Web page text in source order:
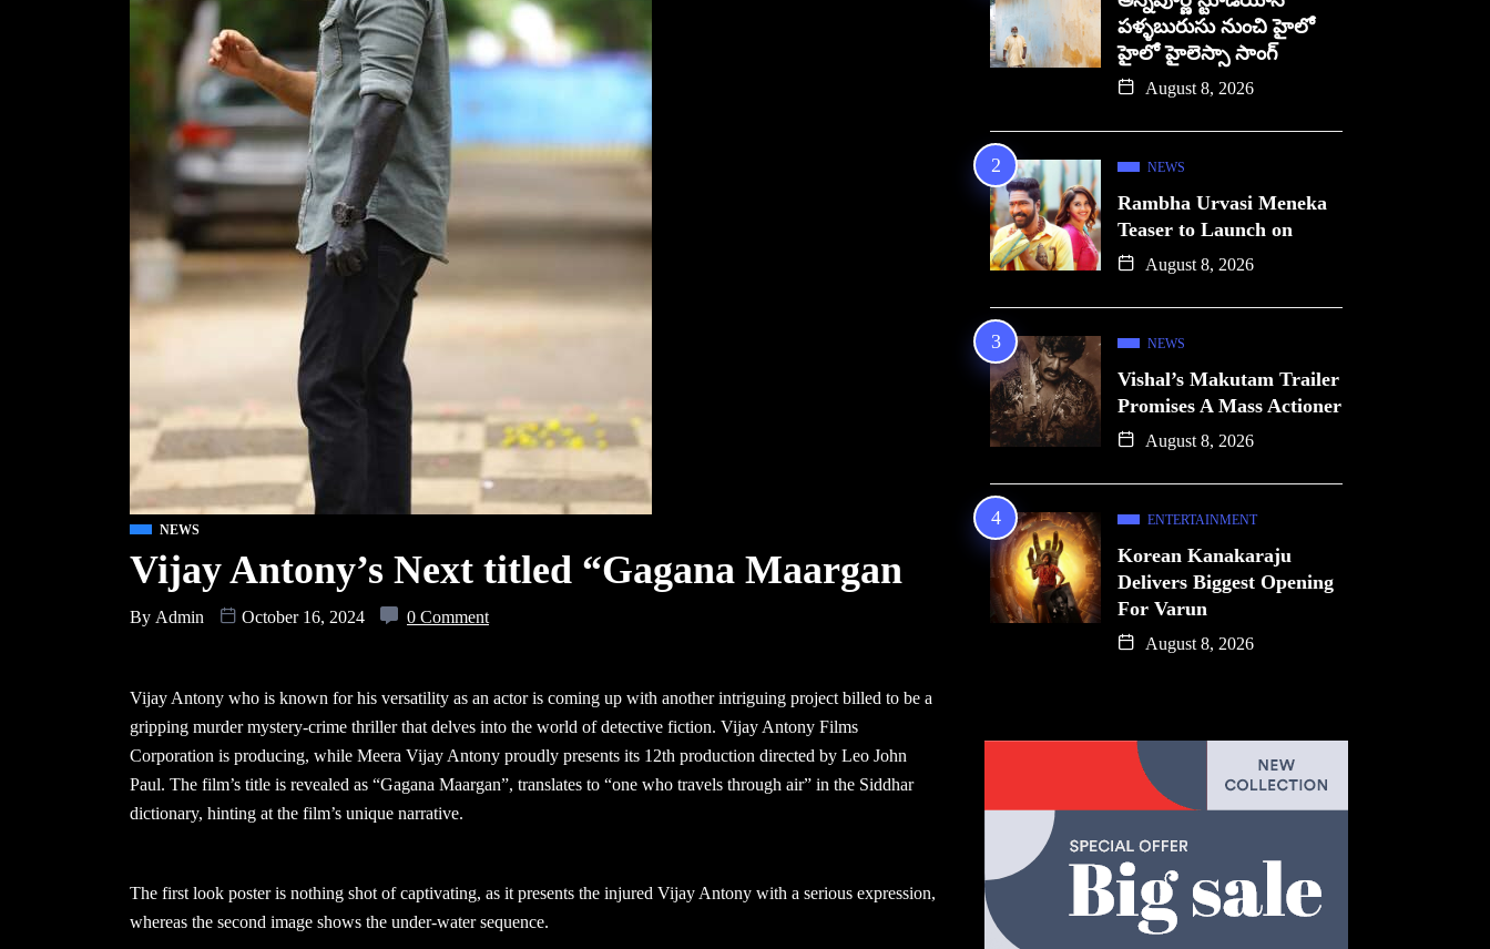
NEWS
Vijay Antony’s Next titled “Gagana Maargan
By Admin October 16, 2024 0 Comment
Vijay Antony who is known for his versatility as an actor is coming up with another intriguing project billed to be a
gripping murder mystery-crime thriller that delves into the world of detective fiction. Vijay Antony Films
Corporation is producing, while Meera Vijay Antony proudly presents its 12th production directed by Leo John
Paul. The film’s title is revealed as “Gagana Maargan”, translates to “one who travels through air” in the Siddhar
dictionary, hinting at the film’s unique narrative.
The first look poster is nothing shot of captivating, as it presents the injured Vijay Antony with a serious expression,
whereas the second image shows the under-water sequence.
పళ్ళబురుసు నుంచి హైలో
హైలో హైలెస్సా సాంగ్
August 8, 2026
NEWS
Rambha Urvasi Meneka
Teaser to Launch on
August 8, 2026
NEWS
Vishal’s Makutam Trailer
Promises A Mass Actioner
August 8, 2026
ENTERTAINMENT
Korean Kanakaraju
Delivers Biggest Opening
For Varun
August 8, 2026